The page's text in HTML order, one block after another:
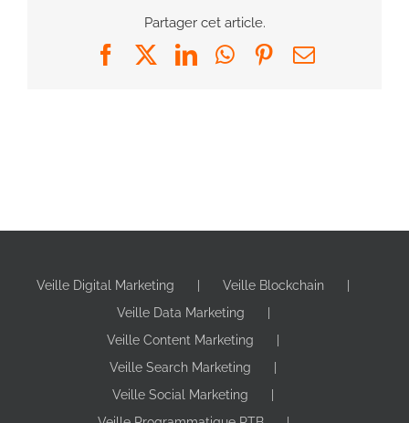
Partager cet article.
FacebookLinkedInWhatsApp
Pinterest
Email
Veille Digital Marketing
Veille Blockchain
Veille Data Marketing
Veille Content Marketing
Veille Search Marketing
Veille Social Marketing